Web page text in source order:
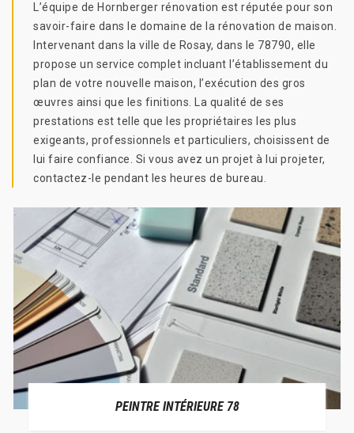
L’équipe de Hornberger rénovation est réputée pour son
savoir-faire dans le domaine de la rénovation de maison.
Intervenant dans la ville de Rosay, dans le 78790, elle
propose un service complet incluant l’établissement du
plan de votre nouvelle maison, l’exécution des gros
œuvres ainsi que les finitions. La qualité de ses
prestations est telle que les propriétaires les plus
exigeants, professionnels et particuliers, choisissent de
lui faire confiance. Si vous avez un projet à lui projeter,
contactez-le pendant les heures de bureau.
PEINTRE INTÉRIEURE 78